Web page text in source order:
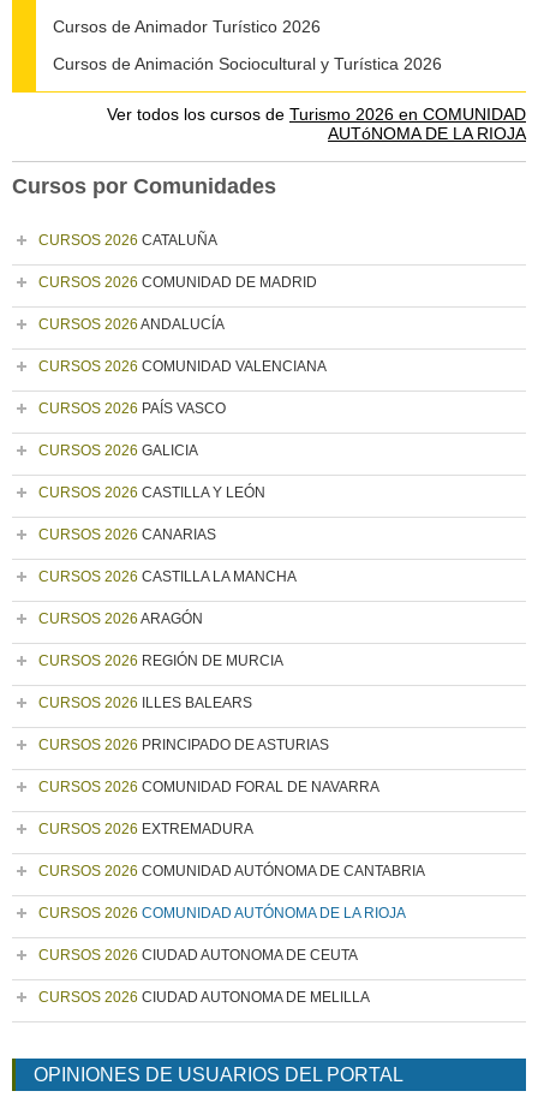
Cursos de Animador Turístico 2026
Cursos de Animación Sociocultural y Turística 2026
Ver todos los cursos de Turismo 2026 en COMUNIDAD
AUTóNOMA DE LA RIOJA
Cursos por Comunidades
CURSOS 2026 CATALUÑA
CURSOS 2026 COMUNIDAD DE MADRID
CURSOS 2026 ANDALUCÍA
CURSOS 2026 COMUNIDAD VALENCIANA
CURSOS 2026 PAÍS VASCO
CURSOS 2026 GALICIA
CURSOS 2026 CASTILLA Y LEÓN
CURSOS 2026 CANARIAS
CURSOS 2026 CASTILLA LA MANCHA
CURSOS 2026 ARAGÓN
CURSOS 2026 REGIÓN DE MURCIA
CURSOS 2026 ILLES BALEARS
CURSOS 2026 PRINCIPADO DE ASTURIAS
CURSOS 2026 COMUNIDAD FORAL DE NAVARRA
CURSOS 2026 EXTREMADURA
CURSOS 2026 COMUNIDAD AUTÓNOMA DE CANTABRIA
CURSOS 2026 COMUNIDAD AUTÓNOMA DE LA RIOJA
CURSOS 2026 CIUDAD AUTONOMA DE CEUTA
CURSOS 2026 CIUDAD AUTONOMA DE MELILLA
OPINIONES DE USUARIOS DEL PORTAL